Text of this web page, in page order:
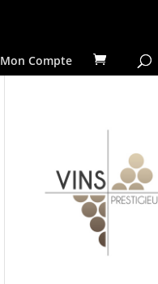
Mon Compte